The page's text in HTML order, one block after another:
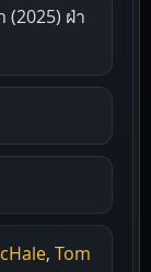
(2025) ฝ่า
, Tom